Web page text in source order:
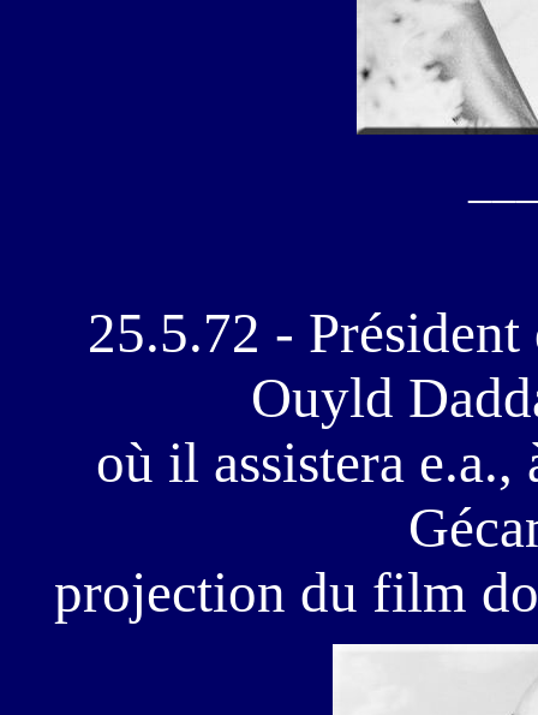
25.5.72 -
Ouyld
où il assistera e.a.,
projection du film